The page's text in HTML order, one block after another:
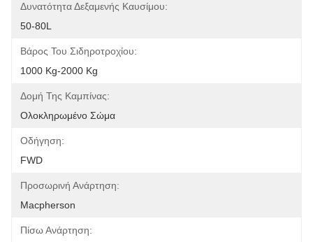
Δυνατότητα Δεξαμενής Καυσίμου:
50-80L
Βάρος Του Σιδηροτροχίου:
1000 Kg-2000 Kg
Δομή Της Καμπίνας:
Ολοκληρωμένο Σώμα
Οδήγηση:
FWD
Προσωρινή Ανάρτηση:
Macpherson
Πίσω Ανάρτηση: